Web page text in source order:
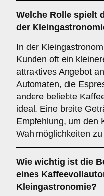
Welche Rolle spielt
der
In der
Kunden oft ein
attraktives Angebot
Automaten, die
andere beliebte
ideal. Eine breite
Empfehlung, um den
Wahlmöglichkeiten zu
Wie wichtig ist die
eines
Kleingastronomie?